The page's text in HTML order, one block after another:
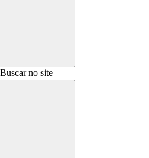
Buscar no site